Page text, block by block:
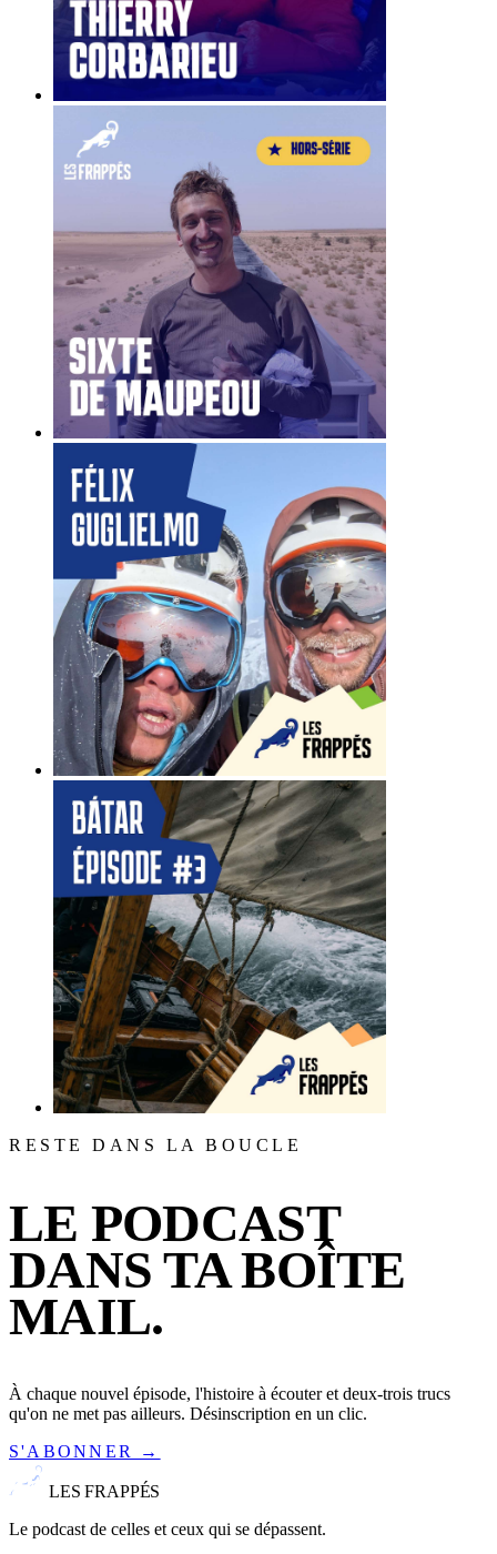
RESTE DANS LA BOUCLE
LE PODCAST
DANS TA BOÎTE
MAIL.
À chaque nouvel épisode, l'histoire à écouter et deux-trois trucs
qu'on ne met pas ailleurs. Désinscription en un clic.
S'ABONNER →
LES FRAPPÉS
Le podcast de celles et ceux qui se dépassent.